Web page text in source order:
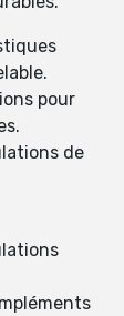
pour
de